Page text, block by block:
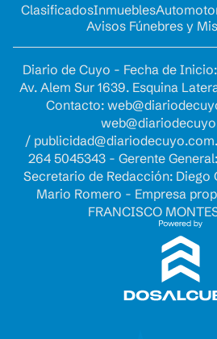
ClasificadosInmuebles
Avisos Fúnebres y
Diario de Cuyo - Fecha de
Av. Alem Sur 1639. Esquina
Contacto:
/
264 5045343 - Gerente
Secretario de Redacción: Diego
Mario Romero - Empresa
FRANCISCO